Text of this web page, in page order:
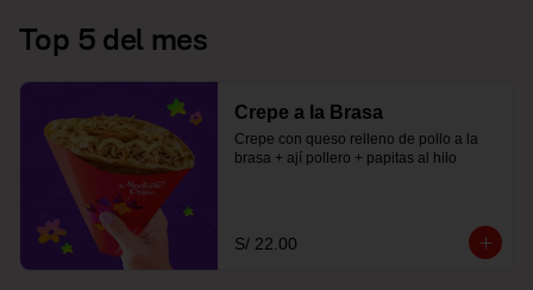
Top 5 del mes
Crepe a la Brasa
Crepe con queso relleno de pollo a la
brasa + ají pollero + papitas al hilo
S/ 22.00